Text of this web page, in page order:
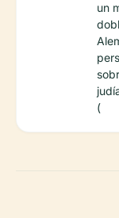
un
(